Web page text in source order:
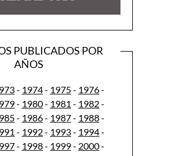
PUBLICADOS POR
AÑOS
- 1974- 1975- 1976-
- 1980- 1981 - 1982-
- 1986- 1987- 1988-
- 1992- 1993- 1994-
- 1998- 1999- 2000-